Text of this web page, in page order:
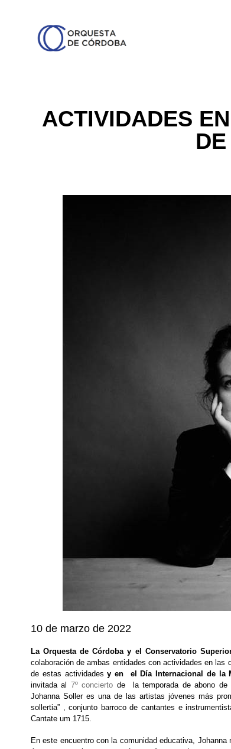
ACTIVIDADES
10 de marzo de 2022
La Orquesta de Córdoba y el Conservatorio
colaboración de ambas entidades con actividades en
de estas actividadesy en el Día Internacional de la
invitada al 7º concierto de la temporada de abono de
Johanna Soller es una de las artistas jóvenes más
sollertia” , conjunto barroco de cantantes e
Cantate um 1715.
En este encuentro con la comunidad educativa,